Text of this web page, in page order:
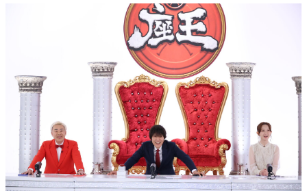
み
よ
か
」